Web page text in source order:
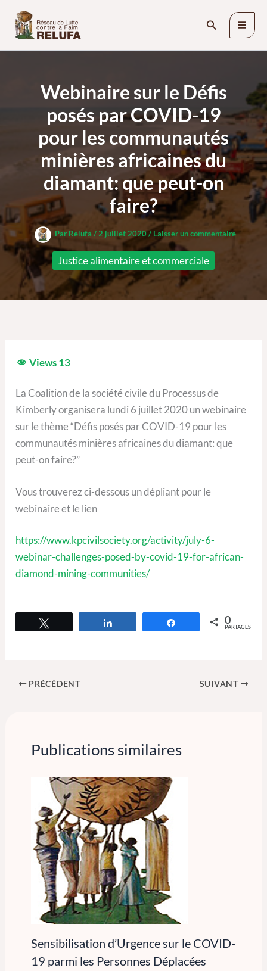
contenu
Rechercher
Webinaire sur le Défis
posés par COVID-19
pour les communautés
minières africaines du
diamant: que peut-on
faire?
Par Relufa /2 juillet 2020/ Laisser un commentaire
Justice alimentaire et commerciale
Views13
La Coalition de la société civile du Processus de
Kimberly organisera lundi 6 juillet 2020 un webinaire
sur le thème “Défis posés par COVID-19 pour les
communautés minières africaines du diamant: que
peut-on faire?”
Vous trouverez ci-dessous un dépliant pour le
webinaire et le lien
https://www.kpcivilsociety.org/activity/july-6-
webinar-challenges-posed-by-covid-19-for-african-
diamond-mining-communities/
Partagez 0
PARTAGES
PRÉCÉDENT SUIVANT
Publications similaires
Sensibilisation d’Urgence sur le COVID-
19 parmi les Personnes Déplacées